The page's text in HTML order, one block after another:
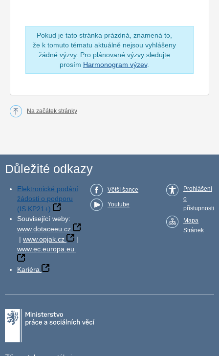
Pokud je tato stránka prázdná, znamená to,
že k tomuto tématu aktuálně nejsou vyhlášeny
žádné výzvy. Pro plánované výzvy sledujte
prosím Harmonogram výzev.
Na začátek stránky
Důležité odkazy
Elektronické podání
žádosti o podporu
(IS KP21+)
Související weby:
www.dotaceeu.cz
| www.opjak.cz
|
www.ec.europa.eu
Kariéra
Větší šance
Youtube
Prohlášení
o
přístupnosti
Mapa
Stránek